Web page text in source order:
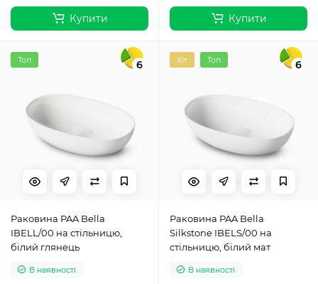
Купити Купити
6
Топ
Раковина PAA Bella
IBELL/00 на стільницю,
білий глянець
В наявності
6
Хіт Топ
Раковина PAA Bella
Silkstone IBELS/00 на
стільницю, білий мат
В наявності